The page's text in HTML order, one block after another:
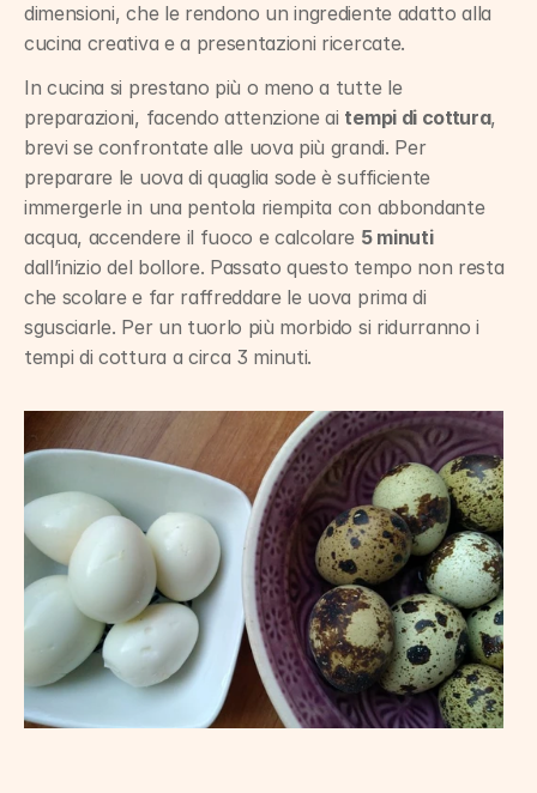
dimensioni, che le rendono un ingrediente adatto alla
cucina creativa e a presentazioni ricercate.
In cucina si prestano più o meno a tutte le
preparazioni, facendo attenzione ai tempi di cottura,
brevi se confrontate alle uova più grandi. Per
preparare le uova di quaglia sode è sufficiente
immergerle in una pentola riempita con abbondante
acqua, accendere il fuoco e calcolare 5 minuti
dall’inizio del bollore. Passato questo tempo non resta
che scolare e far raffreddare le uova prima di
sgusciarle. Per un tuorlo più morbido si ridurranno i
tempi di cottura a circa 3 minuti.